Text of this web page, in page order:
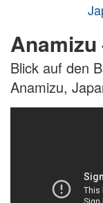
Anamizu
Blick auf den
Anamizu,